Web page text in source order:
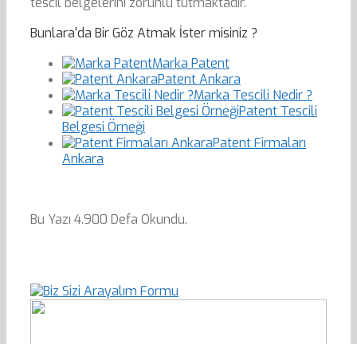
Bunlara'da Bir Göz Atmak İster misiniz ?
Marka Patent
Patent Ankara
Marka Tescili Nedir ?
Patent Tescili
Belgesi Örneği
Patent Firmaları
Ankara
Bu Yazı 4.900 Defa Okundu.